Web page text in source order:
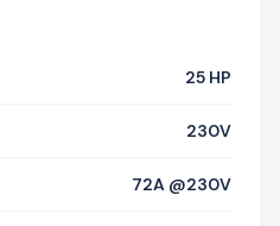
25 HP
230V
72A @230V